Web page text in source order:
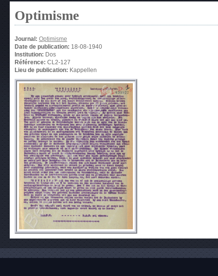
Optimisme
Journal: Optimisme
Date de publication: 18-08-1940
Institution: Dos
Référence: CL2-127
Lieu de publication: Kappellen